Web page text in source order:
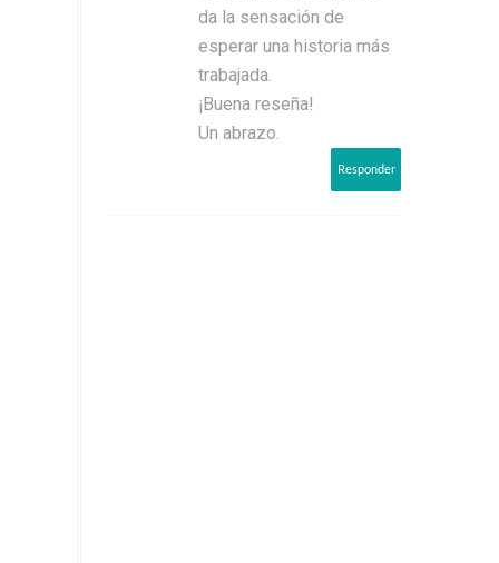
da la sensación de
esperar una historia más
trabajada.
¡Buena reseña!
Un abrazo.
Responder